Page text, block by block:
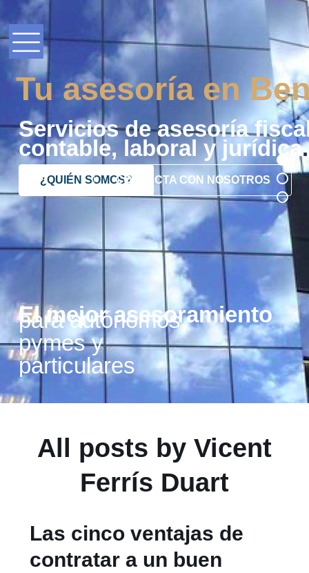
Tu asesoría en
Servicios de asesoría
contable, laboral y jurídica.
¿QUIÉN SOMOS?CONTACTA CON NOSOTROS
El mejor asesoramiento
para autónomos,
pymes y
particulares
All posts by Vicent
Ferrís Duart
Las cinco ventajas de
contratar a un buen